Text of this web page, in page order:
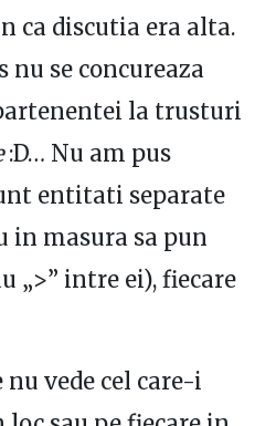
ca discutia era alta.
se concureaza
la trusturi
:D… Nu am pus
entitati separate
in masura sa pun
„>” intre ei), fiecare
vede cel care-i